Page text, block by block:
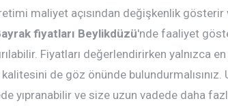
maliyet açısından değişkenlik
fiyatları Beylikdüzü'nde faaliyet
Fiyatları değerlendirirken yalnızca
de göz önünde
yıpranabilir ve size uzun vadede daha